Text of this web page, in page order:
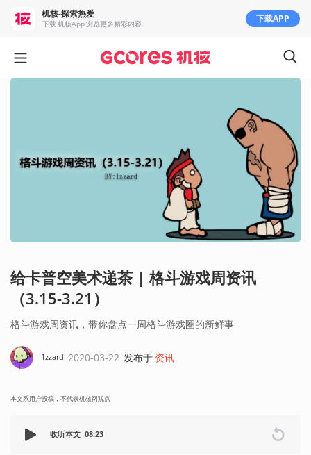
给卡普空美术递茶 | 格斗游戏周资讯
（3.15-3.21）
格斗游戏周资讯，带你盘点一周格斗游戏圈的新鲜事
1zzard 2020-03-22 发布于 资讯
本文系用户投稿，不代表机核网观点
收听本文 08:23
机核-探索热爱
下载 机核App 浏览更多精彩内容 下载APP